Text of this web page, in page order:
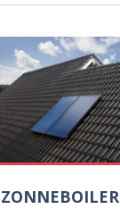
ZONNEBOILER